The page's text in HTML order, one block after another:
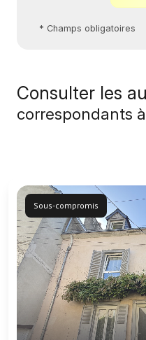
* Champs obligatoires
Consulter les
correspondants
Sous-compromis